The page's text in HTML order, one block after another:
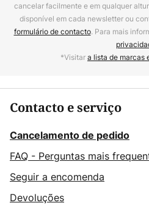
cancelar facilmente e em qualquer
disponível em cada newsletter ou
formulário de contacto. Para mais
*Visitara lista de marcas
Contacto e serviço
Cancelamento de pedido
FAQ - Perguntas mais
Seguir a encomenda
Devoluções